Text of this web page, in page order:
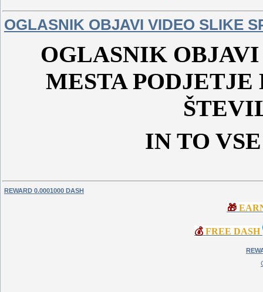
OGLASNIK OBJAVI VIDEO SLIKE
OGLASNIK
MESTA
IN TO
REWARD 0.0001000 DASH
🎁
💰 FREE DASH